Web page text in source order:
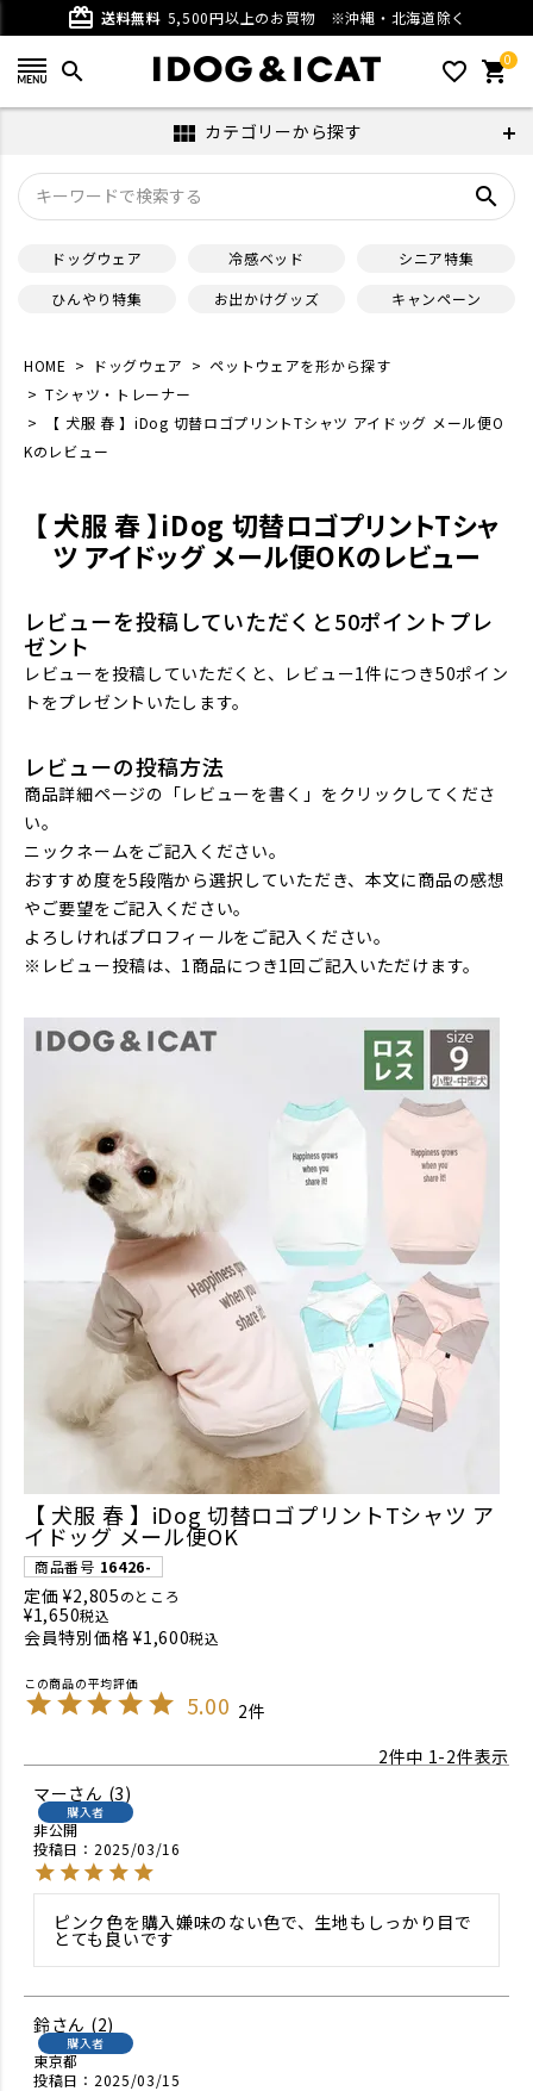
card_giftcard 送料無料 5,500円以上のお買物 ※沖縄・北海道除く
search favorite_outline 0
shopping_cart
view_module カテゴリーから探す
search
ドッグウェア 冷感ベッド
シニア特集
ひんやり特集
お出かけグッズ キャンペーン
HOME ドッグウェア
ペットウェアを形から探す
Tシャツ・トレーナー
【 犬服 春 】iDog 切替ロゴプリントTシャツ アイドッグ メール便O
Kのレビュー
【 犬服 春 】iDog 切替ロゴプリントTシャ
ツ アイドッグ メール便OKのレビュー
レビューを投稿していただくと50ポイントプレ
ゼント
レビューを投稿していただくと、レビュー1件につき50ポイン
トをプレゼントいたします。
レビューの投稿方法
商品詳細ページの「レビューを書く」をクリックしてくださ
い。
ニックネームをご記入ください。
おすすめ度を5段階から選択していただき、本文に商品の感想
やご要望をご記入ください。
よろしければプロフィールをご記入ください。
※レビュー投稿は、1商品につき1回ご記入いただけます。
【 犬服 春 】iDog 切替ロゴプリントTシャツ ア
イドッグ メール便OK
商品番号 16426-
定価 ¥2,805のところ
¥1,650税込
会員特別価格 ¥1,600税込
5.00 2
2件中 1-2件表示
マー
3
購入者
非公開
投稿日
2025/03/16
ピンク色を購入嫌味のない色で、生地もしっかり目で
鈴 2
購入者
東京都
投稿日
2025/03/15